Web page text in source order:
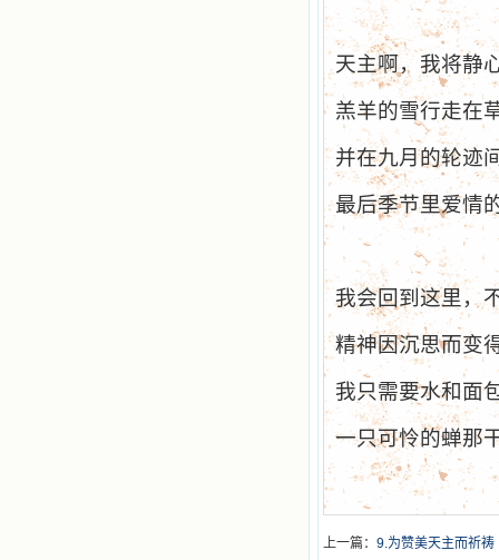
天主啊，我将静
羔羊的雪行走在
并在九月的轮迹
最后季节里爱情
我会回到这里，
精神因沉思而变
我只需要水和面
一只可怜的蝉那
上一篇： 9.为赞美天主而祈祷